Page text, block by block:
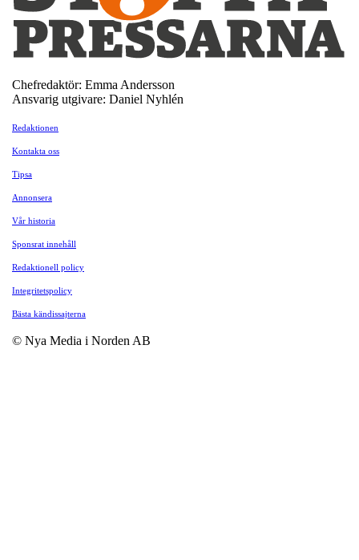
Chefredaktör: Emma Andersson
Ansvarig utgivare: Daniel Nyhlén
Redaktionen
Kontakta oss
Tipsa
Annonsera
Vår historia
Sponsrat innehåll
Redaktionell policy
Integritetspolicy
Bästa kändissajterna
© Nya Media i Norden AB